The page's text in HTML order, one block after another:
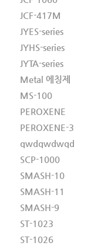
JCF-417M
JYES-series
JYHS-series
JYTA-series
Metal 에칭제
MS-100
PEROXENE
PEROXENE-3
qwdqwdwqd
SCP-1000
SMASH-10
SMASH-11
SMASH-9
ST-1023
ST-1026